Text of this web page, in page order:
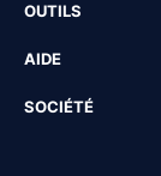
OUTILS
AIDE
SOCIÉTÉ